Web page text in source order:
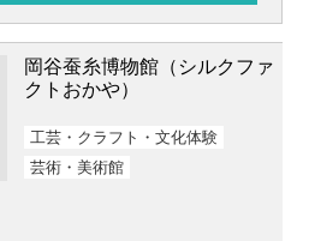
岡谷蚕糸博物館（シルクファ
クトおかや）
工芸・クラフト・文化体験
芸術・美術館